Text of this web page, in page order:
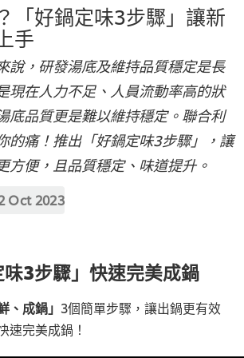
「好鍋定味3步驟」讓新
手
說，研發湯底及維持品質穩定是長
現在人力不足、人員流動率高的狀
底品質更是難以維持穩定。聯合利
的痛！推出「好鍋定味3步驟」，讓
方便，且品質穩定、味道提升。
Oct 2023
3步驟」快速完美成鍋
、成鍋」 3個簡單步驟，讓出鍋更有效
速完美成鍋！